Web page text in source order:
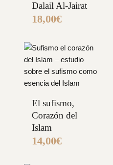
Dalail Al-Jairat
18,00€
El sufismo,
Corazón del
Islam
14,00€